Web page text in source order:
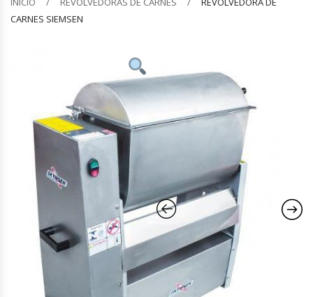
Barquilleras
Bolsas De Sellado Al Vacío
Cafeteras
Calentadores De Platos
Cámaras Fermentadoras
Campanas Industriales
Carros Bandejeros
CARNES SIEMSEN